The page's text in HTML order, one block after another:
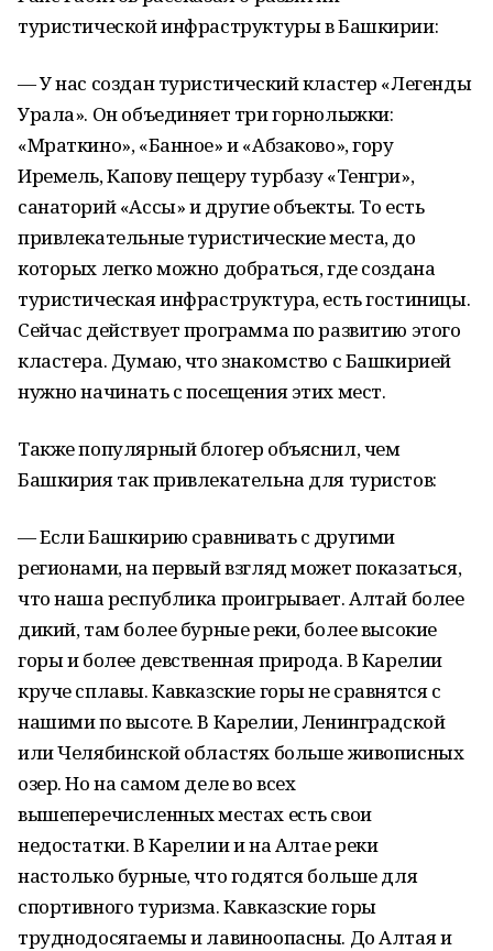
туристической инфраструктуры в Башкирии:
— У нас создан туристический кластер «Легенды
Урала». Он объединяет три горнолыжки:
«Мраткино», «Банное» и «Абзаково», гору
Иремель, Капову пещеру турбазу «Тенгри»,
санаторий «Ассы» и другие объекты. То есть
привлекательные туристические места, до
которых легко можно добраться, где создана
туристическая инфраструктура, есть гостиницы.
Сейчас действует программа по развитию этого
кластера. Думаю, что знакомство с Башкирией
нужно начинать с посещения этих мест.
Также популярный блогер объяснил, чем
Башкирия так привлекательна для туристов:
— Если Башкирию сравнивать с другими
регионами, на первый взгляд может показаться,
что наша республика проигрывает. Алтай более
дикий, там более бурные реки, более высокие
горы и более девственная природа. В Карелии
круче сплавы. Кавказские горы не сравнятся с
нашими по высоте. В Карелии, Ленинградской
или Челябинской областях больше живописных
озер. Но на самом деле во всех
вышеперечисленных местах есть свои
недостатки. В Карелии и на Алтае реки
настолько бурные, что годятся больше для
спортивного туризма. Кавказские горы
труднодосягаемы и лавиноопасны. До Алтая и